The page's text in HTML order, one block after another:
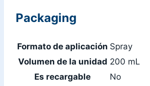
Packaging
Formato de aplicación Spray
Volumen de la unidad 200 mL
Es recargable
No